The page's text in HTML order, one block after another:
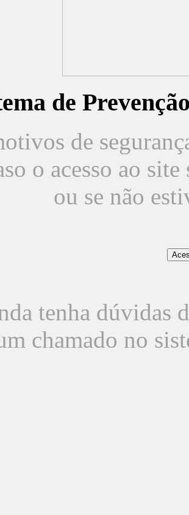
de
de
o acesso ao
ou se não
tenha dúvidas
chamado no